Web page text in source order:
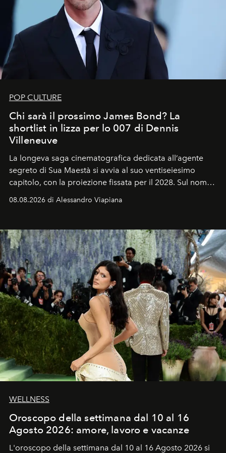
POP CULTURE
Chi sarà il prossimo James Bond? La
shortlist in lizza per lo 007 di Dennis
Villeneuve
La longeva saga cinematografica dedicata all’agente
segreto di Sua Maestà si avvia al suo ventiseiesimo
capitolo, con la proiezione fissata per il 2028. Sul nome
dell’attore chiamato a raccogliere l’eredità di Daniel
Craig, però, regna ancora il più assoluto riserbo.
08.08.2026 di Alessandro Viapiana
WELLNESS
Oroscopo della settimana dal 10 al 16
Agosto 2026: amore, lavoro e vacanze
L'oroscopo della settimana dal 10 al 16 Agosto 2026 si